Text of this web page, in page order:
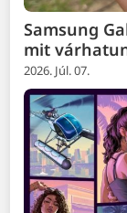
Samsung
mit
2026. Júl. 07.